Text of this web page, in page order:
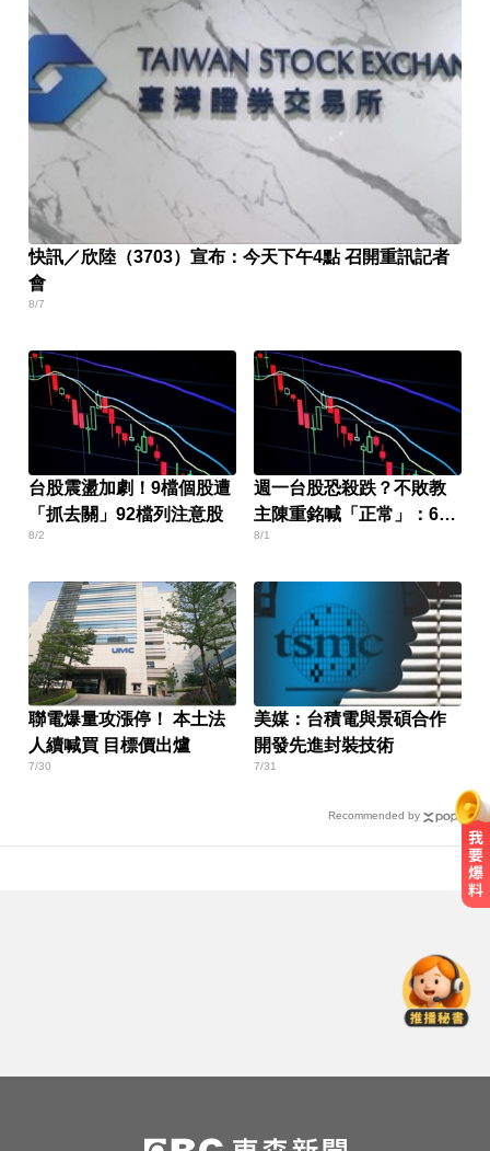
快訊／欣陸（3703）宣布：今天下午4點 召開重訊記者
會
8/7
台股震盪加劇！9檔個股遭
「抓去關」92檔列注意股
8/2
週一台股恐殺跌？不敗教
主陳重銘喊「正常」：6檔
撿便宜
8/1
聯電爆量攻漲停！ 本土法
人續喊買 目標價出爐
7/30
美媒：台積電與景碩合作
開發先進封裝技術
7/31
Recommended by
中毒關鍵
天天吃燒烤香腸 14歲女竟罹大腸癌